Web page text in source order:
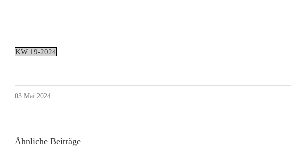
KW 19-2024
03 Mai 2024
Ähnliche Beiträge